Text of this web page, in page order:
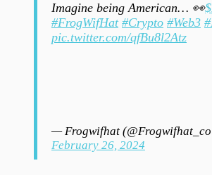
Imagine being American… 👀
#FrogWifHat #Crypto #Web3
pic.twitter.com/qfBu8l2Atz
— Frogwifhat
February 26, 2024